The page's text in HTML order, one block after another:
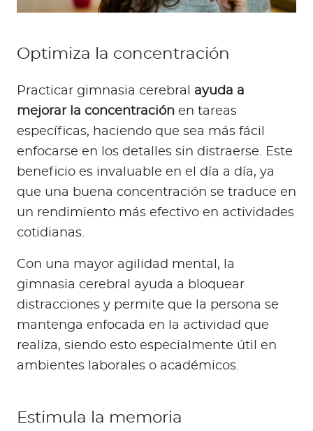
Optimiza la concentración
Practicar gimnasia cerebral ayuda a
mejorar la concentración en tareas
específicas, haciendo que sea más fácil
enfocarse en los detalles sin distraerse. Este
beneficio es invaluable en el día a día, ya
que una buena concentración se traduce en
un rendimiento más efectivo en actividades
cotidianas.
Con una mayor agilidad mental, la
gimnasia cerebral ayuda a bloquear
distracciones y permite que la persona se
mantenga enfocada en la actividad que
realiza, siendo esto especialmente útil en
ambientes laborales o académicos.
Estimula la memoria